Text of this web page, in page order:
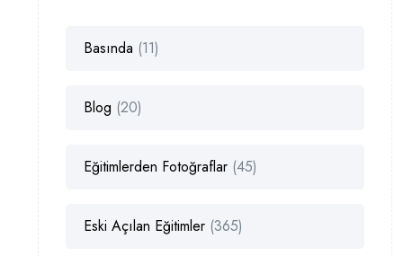
Basında (11)
Blog (20)
Eğitimlerden Fotoğraflar (45)
Eski Açılan Eğitimler (365)